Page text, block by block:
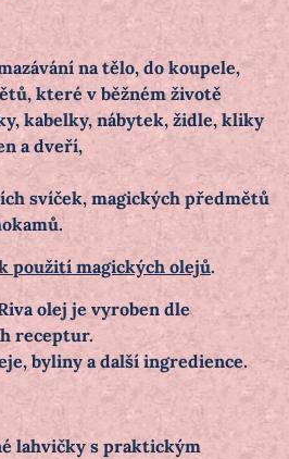
na tělo, do koupele,
které v běžném životě
kabelky, nábytek, židle, kliky
a dveří,
svíček, magických předmětů
použití magických olejů.
olej je vyroben dle
receptur.
byliny a další ingredience.
lahvičky s praktickým